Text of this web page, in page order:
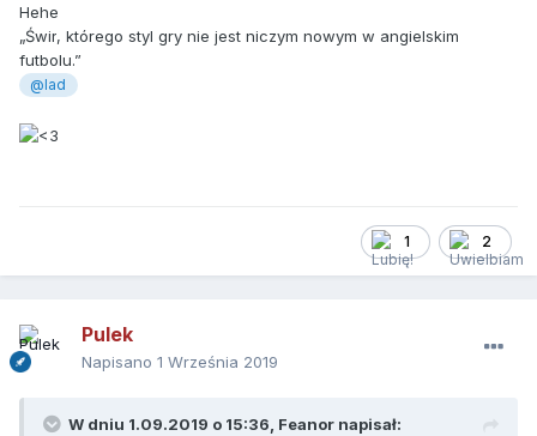
Hehe
„Świr, którego styl gry nie jest niczym nowym w angielskim
futbolu.”
@lad
1 2
Pulek
Napisano 1 Września 2019
W dniu 1.09.2019 o 15:36, Feanor napisał: